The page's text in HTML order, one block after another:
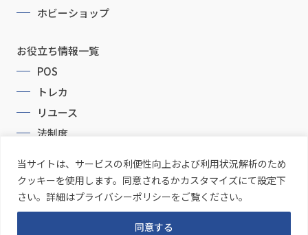
当サイトは、サービスの利便性向上および利用状況解析のため
クッキーを使用します。同意されるかカスタマイズにて設定下
さい。詳細はプライバシーポリシーをご覧ください。
同意する
ホビーショップ
お役立ち情報一覧
POS
トレカ
リユース
法制度